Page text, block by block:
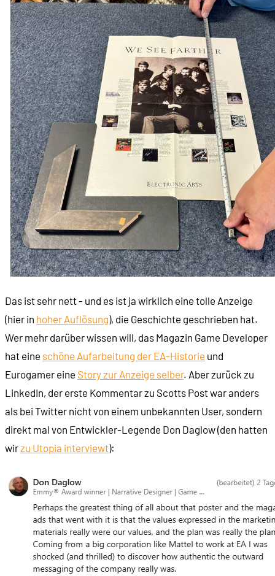
Das ist sehr nett - und es ist ja wirklich eine tolle Anzeige
(hier in hoher Auflösung), die Geschichte geschrieben hat.
Wer mehr darüber wissen will, das Magazin Game Developer
hat eine schöne Aufarbeitung der EA-Historie und
Eurogamer eine Story zur Anzeige selber. Aber zurück zu
LinkedIn, der erste Kommentar zu Scotts Post war anders
als bei Twitter nicht von einem unbekannten User, sondern
direkt mal von Entwickler-Legende Don Daglow (den hatten
wirzu Utopia interviewt):